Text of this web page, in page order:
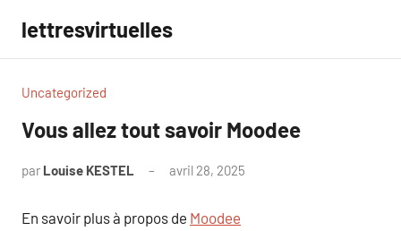
contenu
lettresvirtuelles
Uncategorized
Vous allez tout savoir Moodee
par Louise KESTEL avril 28, 2025
En savoir plus à propos de Moodee